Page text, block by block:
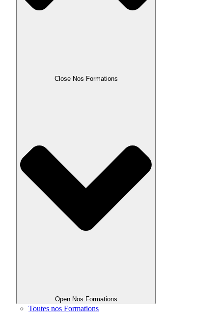
Close Nos Formations
Open Nos Formations
Toutes nos Formations